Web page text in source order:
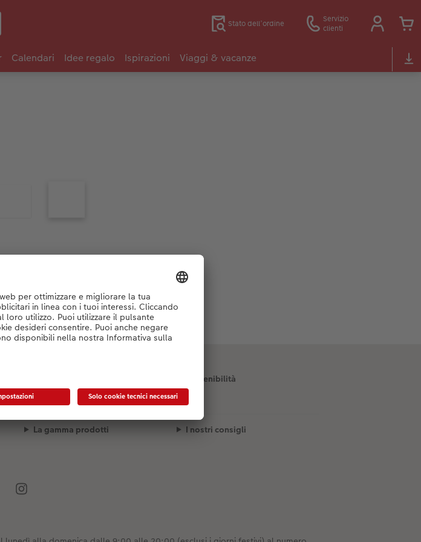
Stato dell’ordine
Servizio
clienti
Calendari Idee regalo Ispirazioni Viaggi & vacanze
wird geladen...
Sostenibilità
La gamma prodotti I nostri consigli